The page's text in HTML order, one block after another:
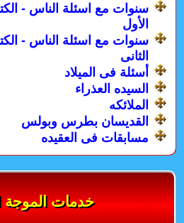
سنوات مع اسئلة الناس -
الأول
سنوات مع اسئلة الناس -
الثانى
أسئلة فى الميلاد
السيده العذراء
الملائكه
القديسان بطرس وبولس
مسابقات فى العقيده
خدمات الموجة